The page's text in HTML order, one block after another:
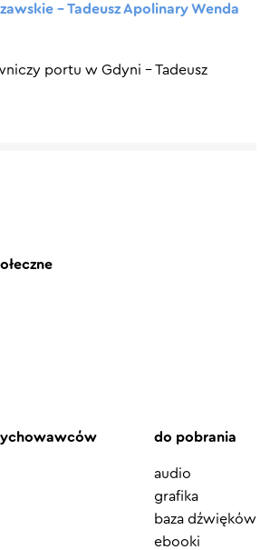
– Tadeusz Apolinary Wenda
portu w Gdyni – Tadeusz
do pobrania
audio
grafika
baza dźwięków
ebooki